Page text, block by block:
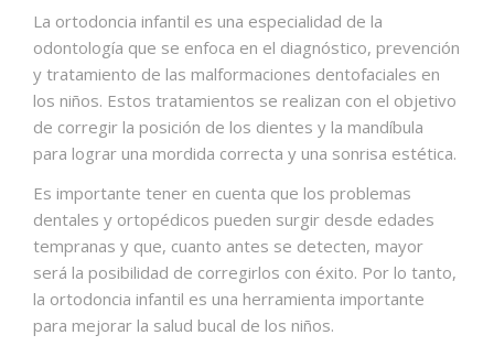
La ortodoncia infantil es una especialidad de la
odontología que se enfoca en el diagnóstico, prevención
y tratamiento de las malformaciones dentofaciales en
los niños. Estos tratamientos se realizan con el objetivo
de corregir la posición de los dientes y la mandíbula
para lograr una mordida correcta y una sonrisa estética.
Es importante tener en cuenta que los problemas
dentales y ortopédicos pueden surgir desde edades
tempranas y que, cuanto antes se detecten, mayor
será la posibilidad de corregirlos con éxito. Por lo tanto,
la ortodoncia infantil es una herramienta importante
para mejorar la salud bucal de los niños.